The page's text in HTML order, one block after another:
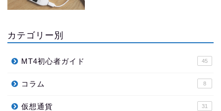
カテゴリー別
MT4初心者ガイド 45
コラム 8
仮想通貨 31